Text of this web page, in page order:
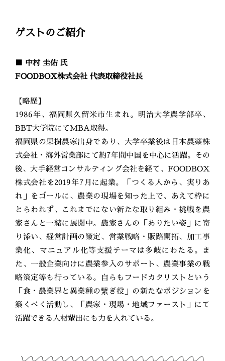
ゲストのご紹介
■ 中村 圭佑 氏
FOODBOX株式会社 代表取締役社長
【略歴】
1986年、福岡県久留米市生まれ。明治大学農学部卒、
BBT大学院にてMBA取得。
福岡県の果樹農家出身であり、大学卒業後は日本農薬株
式会社・海外営業部にて約7年間中国を中心に活躍。その
後、大手経営コンサルティング会社を経て、FOODBOX
株式会社を2019年7月に起業。「つくる人から、実りあ
れ」をゴールに、農業の現場を知った上で、あえて枠に
とらわれず、これまでにない新たな取り組み・挑戦を農
家さんと一緒に展開中。農家さんの「ありたい姿」に寄
り添い、経営計画の策定、営業戦略・販路開拓、加工事
業化、マニュアル化等支援テーマは多岐にわたる。ま
た、一般企業向けに農業参入のサポート、農業事業の戦
略策定等も行っている。自らもフードカタリストという
「食・農業界と異業種の繋ぎ役」の新たなポジションを
築くべく活動し、「農家・現場・地域ファースト」にて
活躍できる人材輩出にも力を入れている。